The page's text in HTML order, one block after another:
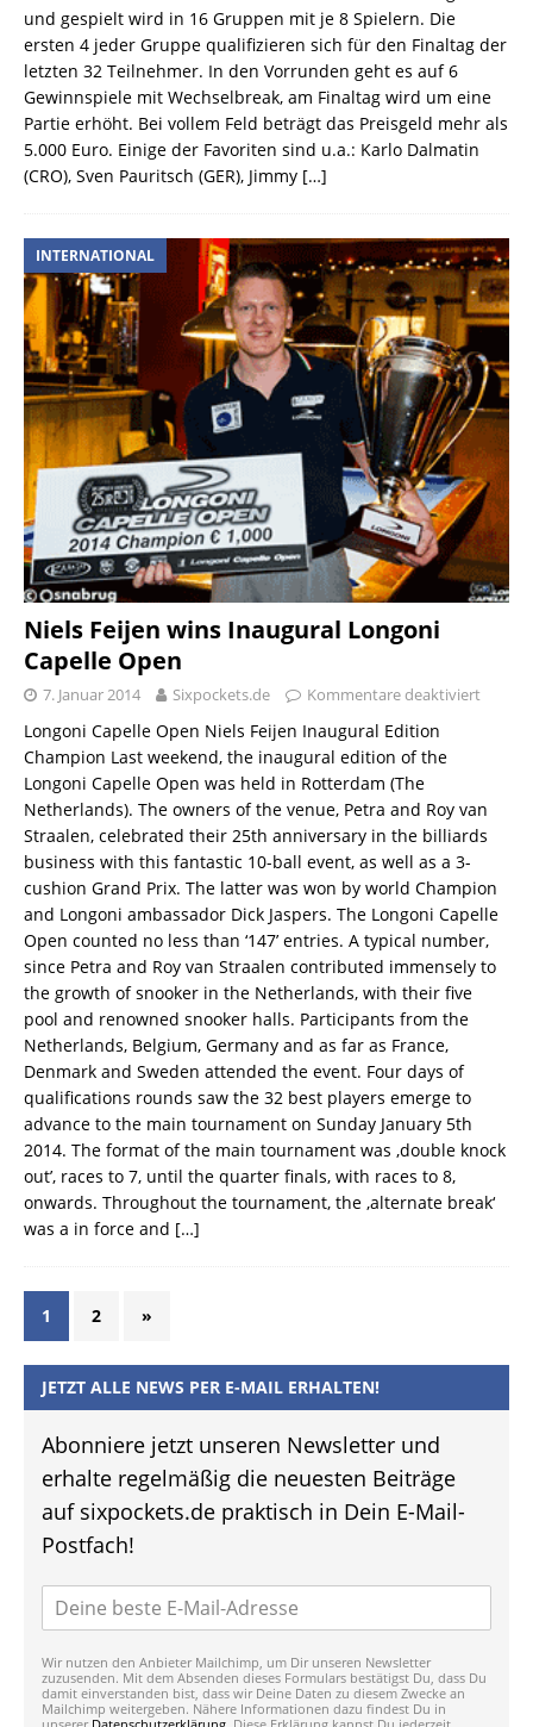
und gespielt wird in 16 Gruppen mit je 8 Spielern. Die
ersten 4 jeder Gruppe qualifizieren sich für den Finaltag der
letzten 32 Teilnehmer. In den Vorrunden geht es auf 6
Gewinnspiele mit Wechselbreak, am Finaltag wird um eine
Partie erhöht. Bei vollem Feld beträgt das Preisgeld mehr als
5.000 Euro. Einige der Favoriten sind u.a.: Karlo Dalmatin
(CRO), Sven Pauritsch (GER), Jimmy […]
INTERNATIONAL
Niels Feijen wins Inaugural Longoni
Capelle Open
7. Januar 2014 Sixpockets.de Kommentare deaktiviert
Longoni Capelle Open Niels Feijen Inaugural Edition
Champion Last weekend, the inaugural edition of the
Longoni Capelle Open was held in Rotterdam (The
Netherlands). The owners of the venue, Petra and Roy van
Straalen, celebrated their 25th anniversary in the billiards
business with this fantastic 10-ball event, as well as a 3-
cushion Grand Prix. The latter was won by world Champion
and Longoni ambassador Dick Jaspers. The Longoni Capelle
Open counted no less than ‘147’ entries. A typical number,
since Petra and Roy van Straalen contributed immensely to
the growth of snooker in the Netherlands, with their five
pool and renowned snooker halls. Participants from the
Netherlands, Belgium, Germany and as far as France,
Denmark and Sweden attended the event. Four days of
qualifications rounds saw the 32 best players emerge to
advance to the main tournament on Sunday January 5th
2014. The format of the main tournament was ‚double knock
out’, races to 7, until the quarter finals, with races to 8,
onwards. Throughout the tournament, the ‚alternate break‘
was a in force and […]
1 2 »
JETZT ALLE NEWS PER E-MAIL ERHALTEN!
Abonniere jetzt unseren Newsletter und
erhalte regelmäßig die neuesten Beiträge
auf sixpockets.de praktisch in Dein E-Mail-
Postfach!
Wir nutzen den Anbieter Mailchimp, um Dir unseren Newsletter
zuzusenden. Mit dem Absenden dieses Formulars bestätigst Du, dass Du
damit einverstanden bist, dass wir Deine Daten zu diesem Zwecke an
Mailchimp weitergeben. Nähere Informationen dazu findest Du in